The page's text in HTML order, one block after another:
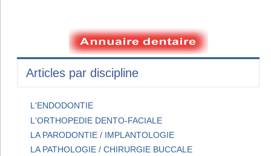
Articles par discipline
L'ENDODONTIE
L'ORTHOPEDIE DENTO-FACIALE
LA PARODONTIE / IMPLANTOLOGIE
LA PATHOLOGIE / CHIRURGIE BUCCALE